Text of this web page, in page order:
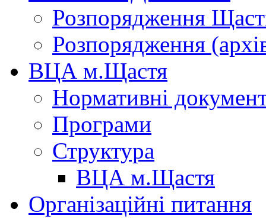
Розпорядження
Розпорядження
ВЦА м.Щастя
Нормативні
Програми
Структура
ВЦА м.Щастя
Організаційні питання